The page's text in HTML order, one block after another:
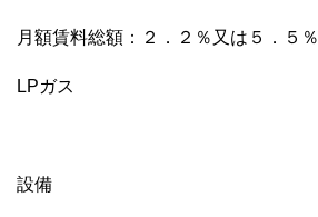
月額賃料総額：２．２％又は５．５％
LPガス
設備